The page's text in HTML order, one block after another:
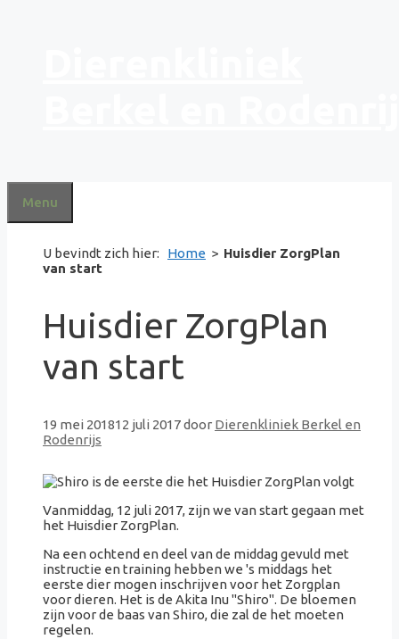
Menu
U bevindt zich hier: Home > Huisdier ZorgPlan
van start
Huisdier ZorgPlan
van start
19 mei 201812 juli 2017door Dierenkliniek Berkel en
Rodenrijs
Vanmiddag, 12 juli 2017, zijn we van start gegaan met
het Huisdier ZorgPlan.
Na een ochtend en deel van de middag gevuld met
instructie en training hebben we 's middags het
eerste dier mogen inschrijven voor het Zorgplan
voor dieren. Het is de Akita Inu "Shiro". De bloemen
zijn voor de baas van Shiro, die zal de het moeten
regelen.